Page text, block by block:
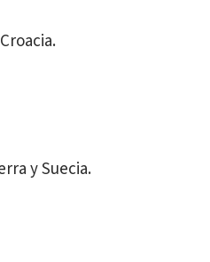
y Suecia.